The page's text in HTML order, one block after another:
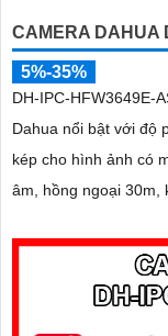
CAMERA DAHUA
5%-35%
DH-IPC-HFW3649E-
Dahua nổi bật với độ
kép cho hình ảnh có màu cả
âm, hồng ngoại 30m,
chống bụi
thời tiết